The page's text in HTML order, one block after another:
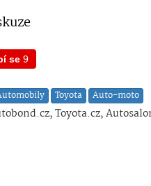
Toyota Auto-moto
Toyota.cz,